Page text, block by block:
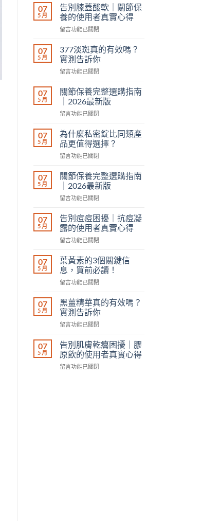
黃
素
的
3
關
鍵
信
息，
前
中
07
5 月
告別膝蓋酸軟｜關節保
養的使用者真實心得
在
別
膝
蓋
酸
｜
關
節
保
的
使
者
實
得〉
留言功能已關閉
07
5 月
377淡斑真的有效嗎？
實測告訴你
在
淡
斑
真
的
效
嗎？
實
測
訴
你〉
留言功能已關閉
07
5 月
關節保養完整選購指南
｜2026最新版
在
節
保
養
完
選
購
指
南
2026
最
版〉
留言功能已關閉
07
5 月
為什麼私密錠比同類產
品更值得選擇？
在
什
麼
私
密
比
同
類
產
更
值
選
中
留言功能已關閉
07
5 月
關節保養完整選購指南
｜2026最新版
在
節
保
養
完
選
購
南
2026
最
版〉
留言功能已關閉
07
5 月
告別痘痘困擾｜抗痘凝
露的使用者真實心得
在
別
痘
痘
困
｜
抗
痘
凝
的
使
者
留言功能已關閉
07
5 月
葉黃素的3個關鍵信
息，買前必讀！
在
黃
素
的
3
關
鍵
信
息，
留言功能已關閉
07
5 月
黑薑精華真的有效嗎？
實測告訴你
在
薑
精
華
真
留言功能已關閉
07
5 月
告別肌膚乾癟困擾｜膠
原飲的使用者真實心得
在
留言功能已關閉